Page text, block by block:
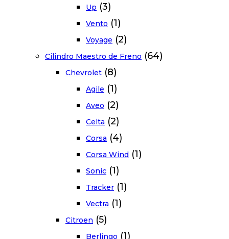
Up (3)
Vento (1)
Voyage (2)
Cilindro Maestro de Freno (64)
Chevrolet (8)
Agile (1)
Aveo (2)
Celta (2)
Corsa (4)
Corsa Wind (1)
Sonic (1)
Tracker (1)
Vectra (1)
Citroen (5)
Berlingo (1)